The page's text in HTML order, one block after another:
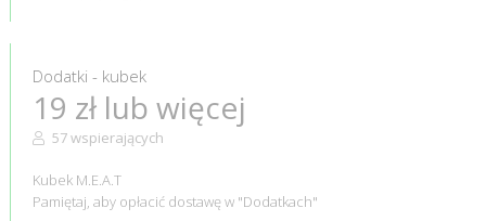
Dodatki - kubek
19 zł lub więcej
57 wspierających
Kubek M.E.A.T
Pamiętaj, aby opłacić dostawę w "Dodatkach"